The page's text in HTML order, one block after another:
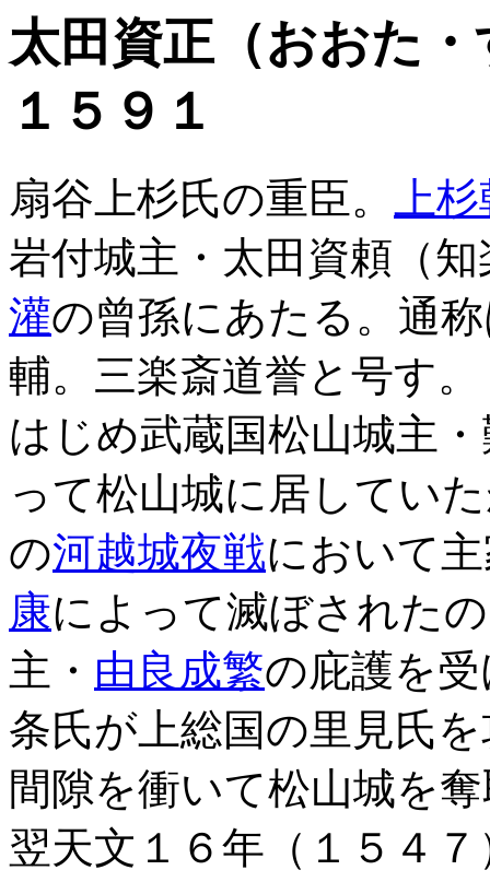
太田資正（おおた
１５９１
扇谷上杉氏の重臣。
上
岩付城主・太田資頼（
灌の曾孫にあたる。通
輔。三楽斎道誉と号す。
はじめ武蔵国松山城主
って松山城に居してい
の河越城夜戦において
康によって滅ぼされた
主・ 由良成繁の庇護を
条氏が上総国の里見氏
間隙を衝いて松山城を
翌天文１６年（１５４